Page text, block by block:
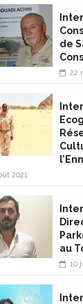
de
22
2021
au
10